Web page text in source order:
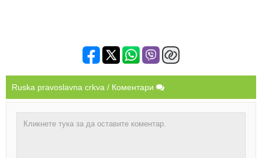
Ruska pravoslavna crkva / Коментари